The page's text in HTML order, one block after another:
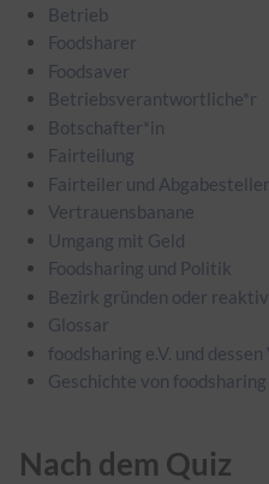
Betrieb
Foodsharer
Foodsaver
Betriebsverantwortliche*r
Botschafter*in
Fairteilung
Fairteiler und
Vertrauensbanane
Umgang mit Geld
Foodsharing und Politik
Bezirk gründen oder
Glossar
foodsharing e.V. und
Geschichte von foodsharing
Nach dem Quiz